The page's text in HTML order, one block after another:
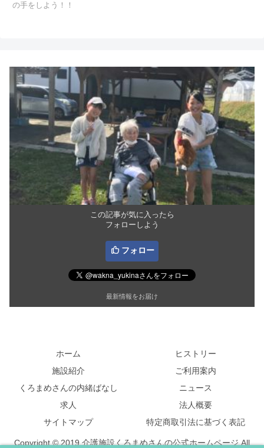
の手をしよう！！
この記事が気に入ったら
フォローしよう
フォロー
最新情報をお届け
ホーム
ヒストリー
施設紹介
ご利用案内
くろまめさんの内緒ばなし
ニュース
求人
法人概要
サイトマップ
特定商取引法に基づく表記
Copyright © 2019 介護施設くろまめさんの公式ホームページ All